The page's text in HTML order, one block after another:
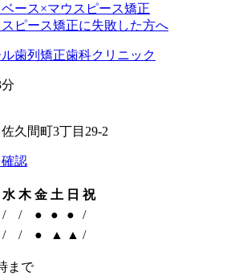
ース×マウスピース矯正
ピース矯正に失敗した方へ
久間町3丁目29-2
確認
水 木 金 土 日 祝
/ / ● ● ●
/
/ / ● ▲ ▲ /
まで